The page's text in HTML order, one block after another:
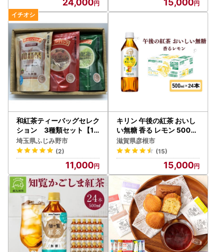
和紅茶ティーバッグセレク
ション 3種類セット【13
61375】
埼玉県ふじみ野市
(2)
11,000
キリン 午後の紅茶 おいし
い無糖 香る レモン 500ml
ペットボトル × 24本 1ケ
ース レモンティー
滋賀県彦根市
(15)
15,000